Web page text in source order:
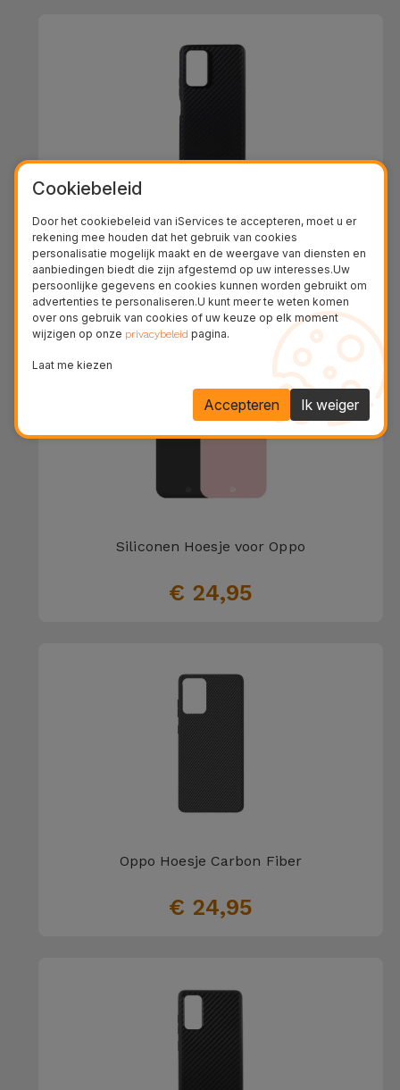
Xiaomi Hoesje van Koolstofvezel
€ 24,95
Siliconen Hoesje voor Oppo
€ 24,95
Oppo Hoesje Carbon Fiber
€ 24,95
Cookiebeleid
Door het cookiebeleid van iServices te accepteren, moet u er
rekening mee houden dat het gebruik van cookies
personalisatie mogelijk maakt en de weergave van diensten en
aanbiedingen biedt die zijn afgestemd op uw interesses.Uw
persoonlijke gegevens en cookies kunnen worden gebruikt om
advertenties te personaliseren.U kunt meer te weten komen
over ons gebruik van cookies of uw keuze op elk moment
wijzigen op onze privacybeleid pagina.
Laat me kiezen
Ik weiger
Accepteren